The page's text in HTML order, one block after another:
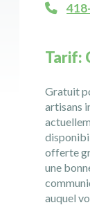
Tarif:
Gratuit
artisans
offerte
une
auquel